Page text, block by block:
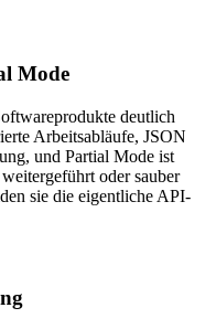
Mode
deutlich
Arbeitsabläufe, JSON
und Partial Mode ist
oder sauber
sie die eigentliche API-